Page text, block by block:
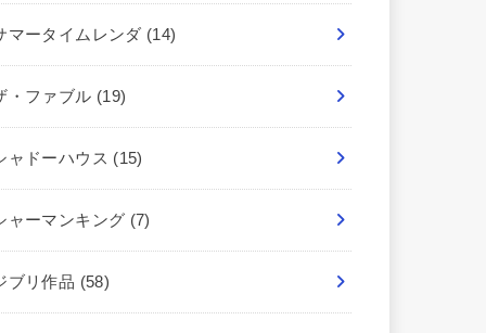
マータイムレンダ (14)
・ファブル (19)
ャドーハウス (15)
ャーマンキング (7)
ブリ作品 (58)